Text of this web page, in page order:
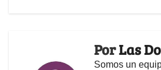
PorLas
Somos un